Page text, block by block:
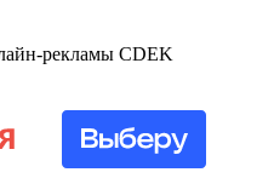
рекламы CDEK